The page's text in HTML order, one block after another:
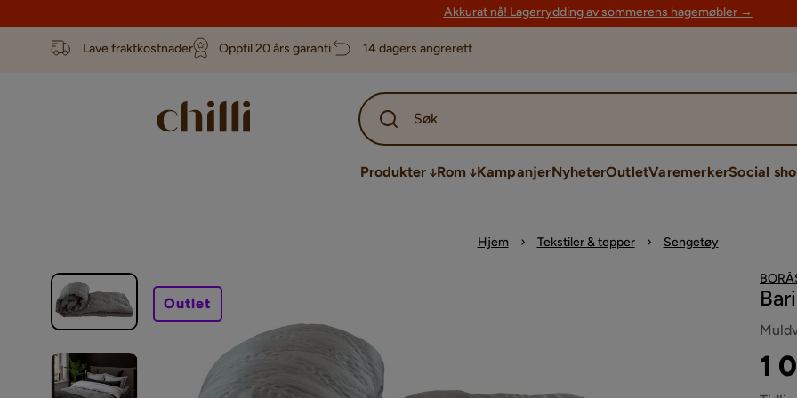
Akkurat nå! Lagerrydding av sommerens hagemøbler →
Lave fraktkostnader Opptil 20 års garanti 14 dagers angrerett
Søk
Produkter Rom KampanjerNyheterOutletVaremerkerSocial
Hjem Tekstiler & tepper Sengetøy
Outlet
1